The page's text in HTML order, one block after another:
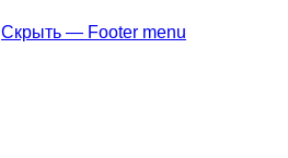
Скрыть — Footer menu